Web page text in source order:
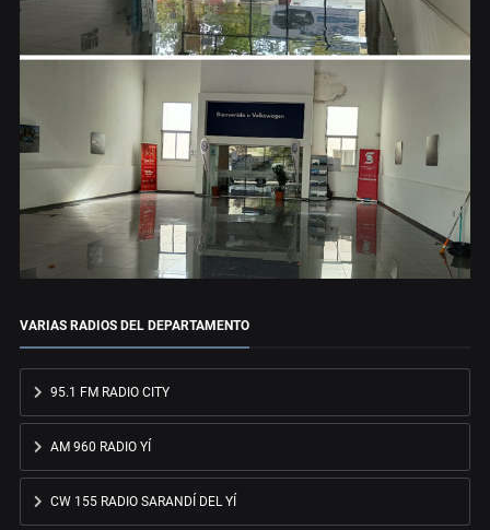
VARIAS RADIOS DEL DEPARTAMENTO
95.1 FM RADIO CITY
AM 960 RADIO YÍ
CW 155 RADIO SARANDÍ DEL YÍ